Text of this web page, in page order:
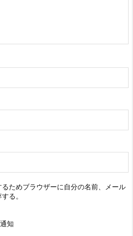
ためブラウザーに自分の名前、メール
る。
知